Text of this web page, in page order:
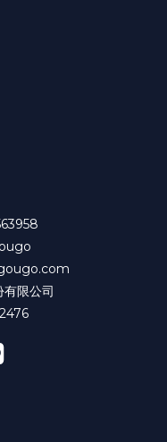
限公司